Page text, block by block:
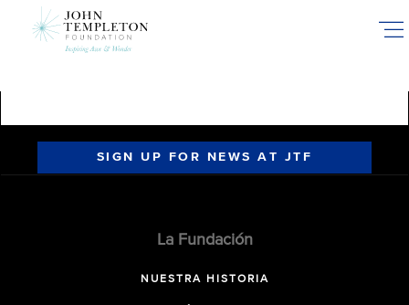
SIGN UP FOR NEWS AT JTF
La Fundación
NUESTRA HISTORIA